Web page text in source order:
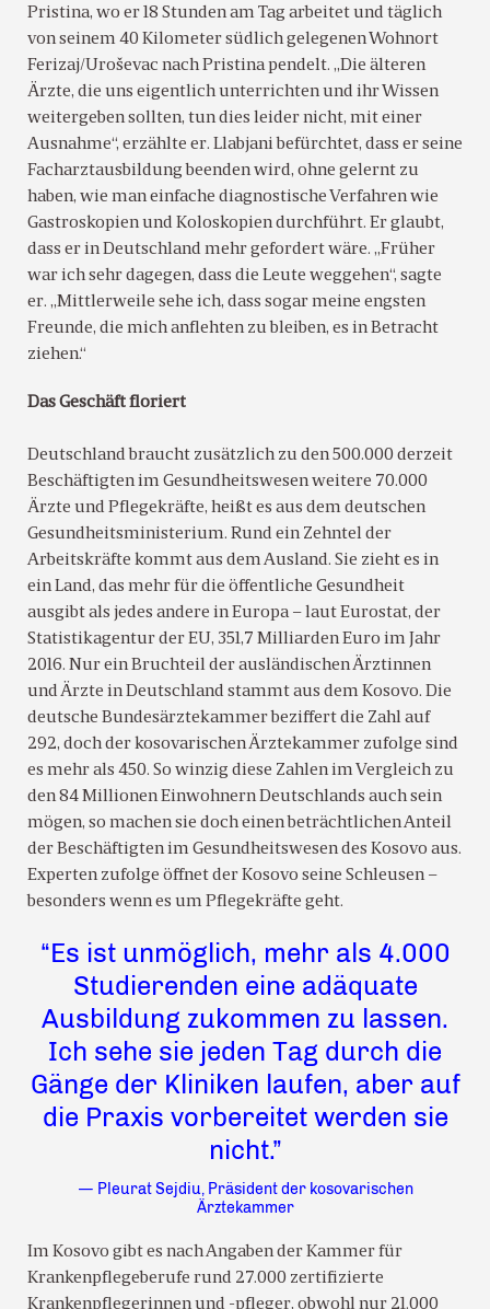
Pristina, wo er 18 Stunden am Tag arbeitet und täglich
von seinem 40 Kilometer südlich gelegenen Wohnort
Ferizaj/Uroševac nach Pristina pendelt. „Die älteren
Ärzte, die uns eigentlich unterrichten und ihr Wissen
weitergeben sollten, tun dies leider nicht, mit einer
Ausnahme“, erzählte er. Llabjani befürchtet, dass er seine
Facharztausbildung beenden wird, ohne gelernt zu
haben, wie man einfache diagnostische Verfahren wie
Gastroskopien und Koloskopien durchführt. Er glaubt,
dass er in Deutschland mehr gefordert wäre. „Früher
war ich sehr dagegen, dass die Leute weggehen“, sagte
er. „Mittlerweile sehe ich, dass sogar meine engsten
Freunde, die mich anflehten zu bleiben, es in Betracht
ziehen.“
Das Geschäft floriert
Deutschland braucht zusätzlich zu den 500.000 derzeit
Beschäftigten im Gesundheitswesen weitere 70.000
Ärzte und Pflegekräfte, heißt es aus dem deutschen
Gesundheitsministerium. Rund ein Zehntel der
Arbeitskräfte kommt aus dem Ausland. Sie zieht es in
ein Land, das mehr für die öffentliche Gesundheit
ausgibt als jedes andere in Europa – laut Eurostat, der
Statistikagentur der EU, 351,7 Milliarden Euro im Jahr
2016. Nur ein Bruchteil der ausländischen Ärztinnen
und Ärzte in Deutschland stammt aus dem Kosovo. Die
deutsche Bundesärztekammer beziffert die Zahl auf
292, doch der kosovarischen Ärztekammer zufolge sind
es mehr als 450. So winzig diese Zahlen im Vergleich zu
den 84 Millionen Einwohnern Deutschlands auch sein
mögen, so machen sie doch einen beträchtlichen Anteil
der Beschäftigten im Gesundheitswesen des Kosovo aus.
Experten zufolge öffnet der Kosovo seine Schleusen –
besonders wenn es um Pflegekräfte geht.
“Es ist unmöglich, mehr als 4.000
Studierenden eine adäquate
Ausbildung zukommen zu lassen.
Ich sehe sie jeden Tag durch die
Gänge der Kliniken laufen, aber auf
die Praxis vorbereitet werden sie
nicht.”
— Pleurat Sejdiu, Präsident der kosovarischen
Ärztekammer
Im Kosovo gibt es nach Angaben der Kammer für
Krankenpflegeberufe rund 27.000 zertifizierte
Krankenpflegerinnen und -pfleger, obwohl nur 21.000